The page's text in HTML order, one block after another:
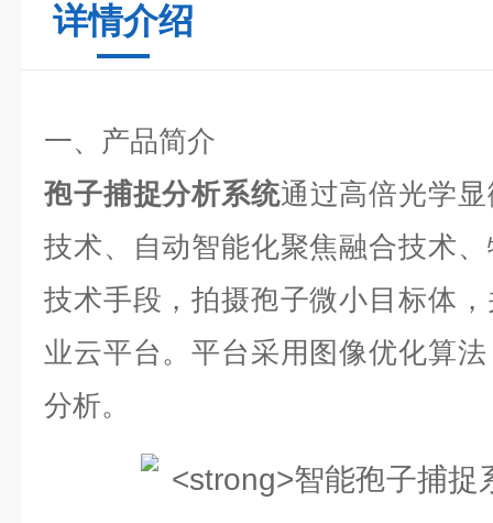
详情介绍
一、产品简介
孢子捕捉分析系统通过高倍光学
技术、自动智能化聚焦融合技术
技术手段，拍摄孢子微小目标体
业云平台。平台采用图像优化算
分析。